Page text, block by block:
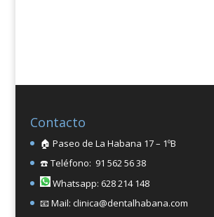
Contacto
🏠 Paseo de La Habana 17 – 1ºB
☎️ Teléfono: 91 562 56 38
Whatsapp: 628 214 148
📧 Mail: clinica@dentalhabana.com